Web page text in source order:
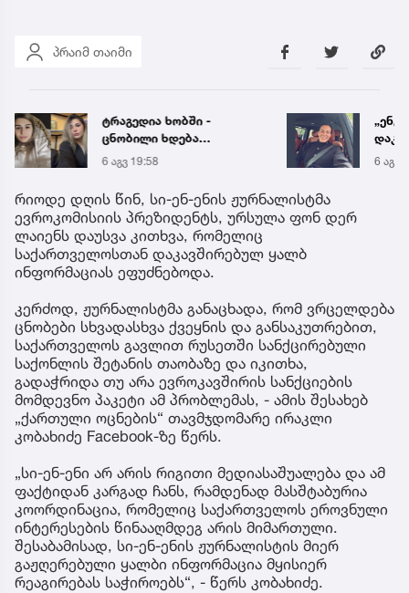
პრაიმ თაიმი
ტრაგედია ხობში -
ცნობილი ხდება
დაღუპული დედა-შვილის
ვინაობა
6 აგვ 19:58 6 აგვ
რიოდე დღის წინ, სი-ენ-ენის ჟურნალისტმა
ევროკომისიის პრეზიდენტს, ურსულა ფონ დერ
ლაიენს დაუსვა კითხვა, რომელიც
საქართველოსთან დაკავშირებულ ყალბ
ინფორმაციას ეფუძნებოდა.
კერძოდ, ჟურნალისტმა განაცხადა, რომ ვრცელდება
ცნობები სხვადასხვა ქვეყნის და განსაკუთრებით,
საქართველოს გავლით რუსეთში სანქცირებული
საქონლის შეტანის თაობაზე და იკითხა,
გადაჭრიდა თუ არა ევროკავშირის სანქციების
მომდევნო პაკეტი ამ პრობლემას, - ამის შესახებ
„ქართული ოცნების“ თავმჯდომარე ირაკლი
კობახიძე Facebook-ზე წერს.
„სი-ენ-ენი არ არის რიგითი მედიასაშუალება და ამ
ფაქტიდან კარგად ჩანს, რამდენად მასშტაბურია
კოორდინაცია, რომელიც საქართველოს ეროვნული
ინტერესების წინააღმდეგ არის მიმართული.
შესაბამისად, სი-ენ-ენის ჟურნალისტის მიერ
გაჟღერებული ყალბი ინფორმაცია მყისიერ
რეაგირებას საჭიროებს“, - წერს კობახიძე.